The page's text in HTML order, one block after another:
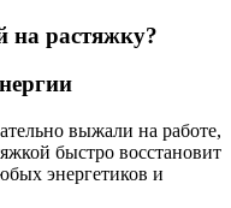
на растяжку?
выжали на работе,
быстро восстановит
энергетиков и